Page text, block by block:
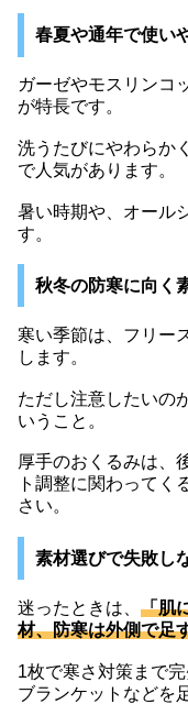
春夏や通年で使い
ガーゼやモスリンコ
が特長です。
洗うたびにやわらか
で人気があります。
暑い時期や、オール
す。
秋冬の防寒に向く
寒い季節は、フリー
します。
ただし注意したいの
いうこと。
厚手のおくるみは、
ト調整に関わってく
さい。
素材選びで失敗し
迷ったときは、 「肌
材、防寒は外側で足
1枚で寒さ対策まで
ブランケットなどを